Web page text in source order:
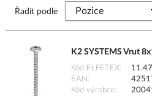
Řadit podle
K2 SYSTEMS Vrut
Kód ELFETEX
EAN
Kód výrobce